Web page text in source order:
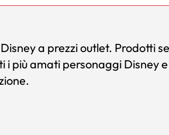
a prezzi outlet. Prodotti
i più amati personaggi Disney